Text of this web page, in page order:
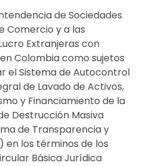
de Sociedades
Comercio y a las
Extranjeras con
Colombia como sujetos
el Sistema de Autocontrol
de Lavado de Activos,
y Financiamiento de la
Destrucción Masiva
de Transparencia y
en los términos de los
Básica Jurídica